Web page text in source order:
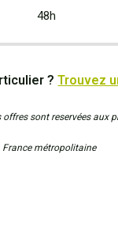
48h
?Trouvez
offres sont reservées aux
France métropolitaine